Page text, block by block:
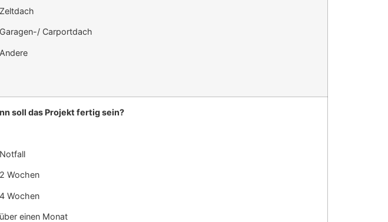
Zeltdach
Garagen-/ Carportdach
Andere
soll das Projekt fertig sein?
Notfall
2 Wochen
4 Wochen
über einen Monat